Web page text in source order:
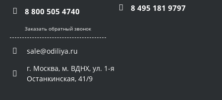
8 800 505 4740 8 495 181 9797
Заказать обратный звонок
sale@odiliya.ru
г. Москва, м. ВДНХ, ул. 1-я
Останкинская, 41/9